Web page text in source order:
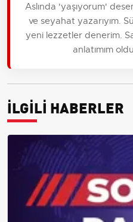
Aslında 'yaşıyorum'
ve seyahat yazarıyım.
yeni lezzetler denerim.
anlatımım
İLGİLİ HABERLER